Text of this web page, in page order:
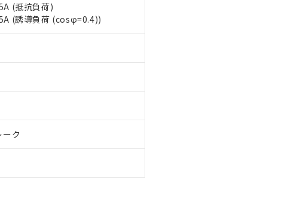
(抵抗負荷)
(誘導負荷 (cosφ=0.4))
ーク
物質）の非含有に対応した製品が提供可能な商品です。
質）の非含有に対応した製品に切り替える予定のある商品です。
10物質）の非含有に非対応の商品で、対応品を出す予定はありません。
部品としていたものが、含有品と判明した場合などやむを得ず変更すること